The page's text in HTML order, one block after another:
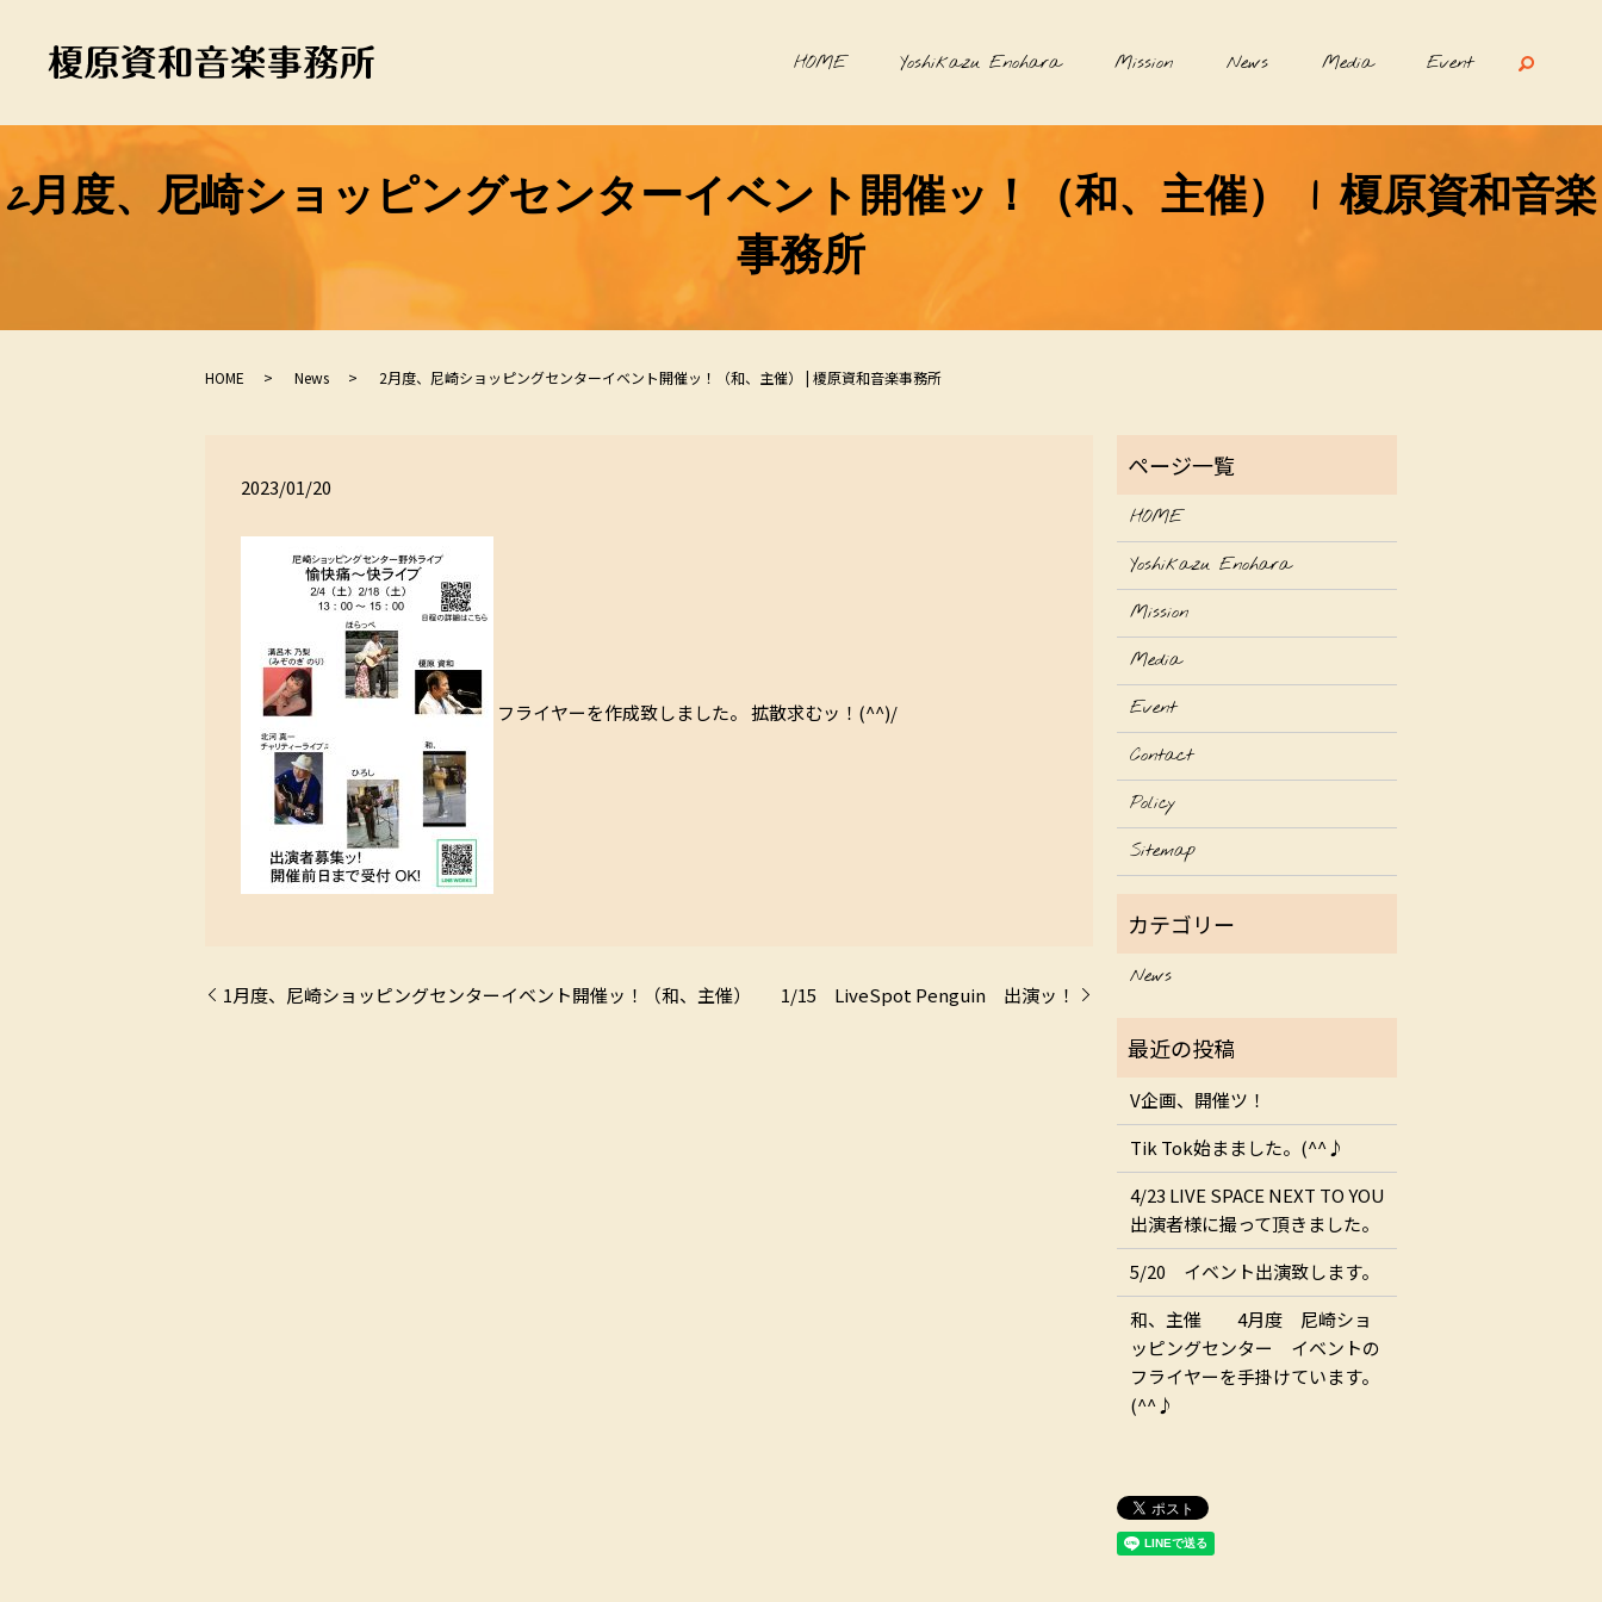
HOME Yoshikazu Enohara Mission News Media Event
2月度、尼崎ショッピングセンターイベント開催ッ！（和、主催） | 榎原資和音楽
事務所
HOME News 2月度、尼崎ショッピングセンターイベント開催ッ！（和、主催） | 榎原資和音楽事務所
2023/01/20
フライヤーを作成致しました。 拡散求むッ！(^^)/
1月度、尼崎ショッピングセンターイベント開催ッ！（和、主催） 1/15 LiveSpot Penguin 出演ッ！
HOME
Yoshikazu Enohara
Mission
Media
Event
Contact
Policy
Sitemap
News
V企画、開催ツ！
Tik Tok始まました。(^^♪
4/23 LIVE SPACE NEXT TO YOU
出演者様に撮って頂きました。
5/20 イベント出演致します。
和、主催 4月度 尼崎ショ
ッピングセンター イベントの
フライヤーを手掛けています。
(^^♪